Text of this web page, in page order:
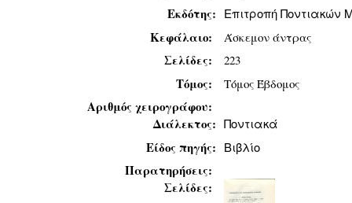
Εκδότης: Επιτροπή Ποντιακών
Κεφάλαιο: Άσκεμον άντρας
Σελίδες: 223
Τόμος: Τόμος Έβδομος
Αριθμός χειρογράφου:
Διάλεκτος: Ποντιακά
Είδος πηγής: Βιβλίο
Παρατηρήσεις:
Σελίδες: